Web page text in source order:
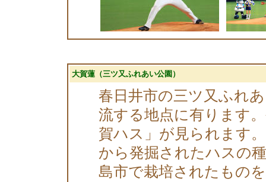
大賀蓮（三ツ又ふれあい公園）
春日井市の三ツ又ふれ
流する地点に有ります
賀ハス」が見られます
から発掘されたハスの
島市で栽培されたもの